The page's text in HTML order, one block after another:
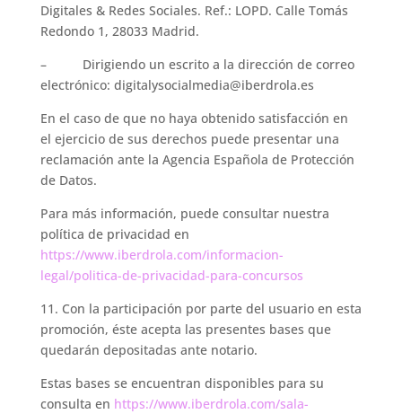
Digitales & Redes Sociales. Ref.: LOPD. Calle Tomás
Redondo 1, 28033 Madrid.
– Dirigiendo un escrito a la dirección de correo
electrónico: digitalysocialmedia@iberdrola.es
En el caso de que no haya obtenido satisfacción en
el ejercicio de sus derechos puede presentar una
reclamación ante la Agencia Española de Protección
de Datos.
Para más información, puede consultar nuestra
política de privacidad en
https://www.iberdrola.com/informacion-
legal/politica-de-privacidad-para-concursos
11. Con la participación por parte del usuario en esta
promoción, éste acepta las presentes bases que
quedarán depositadas ante notario.
Estas bases se encuentran disponibles para su
consulta en https://www.iberdrola.com/sala-